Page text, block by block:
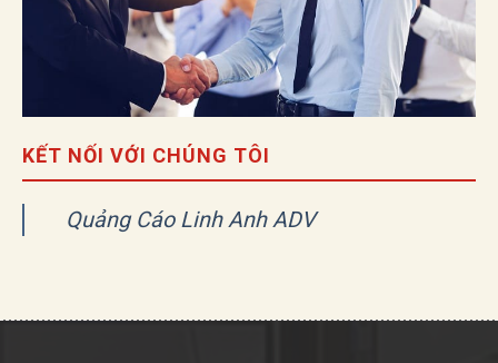
KẾT NỐI VỚI CHÚNG TÔI
Quảng Cáo Linh Anh ADV